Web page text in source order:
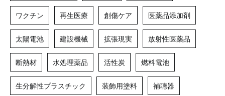
ワクチン 再生医療 創傷ケア 医薬品添加剤
太陽電池 建設機械 拡張現実 放射性医薬品
断熱材 水処理薬品 活性炭 燃料電池
生分解性プラスチック 装飾用塗料 補聴器